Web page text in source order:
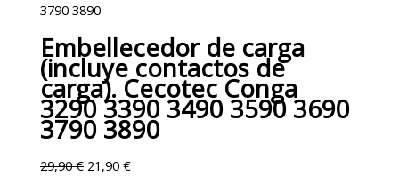
3790 3890
Embellecedor de carga
(incluye contactos de
carga). Cecotec Conga
3290 3390 3490 3590 3690
3790 3890
29,90€ 21,90€